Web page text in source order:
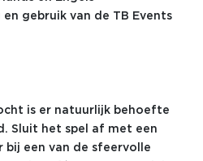
gebruik van de TB Events
is er natuurlijk behoefte
Sluit het spel af met een
bij een van de sfeervolle